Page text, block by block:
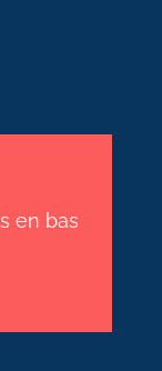
en bas